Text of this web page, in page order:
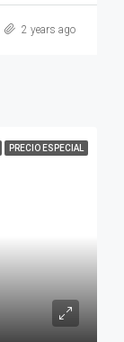
2 years ago
PRECIO ESPECIAL